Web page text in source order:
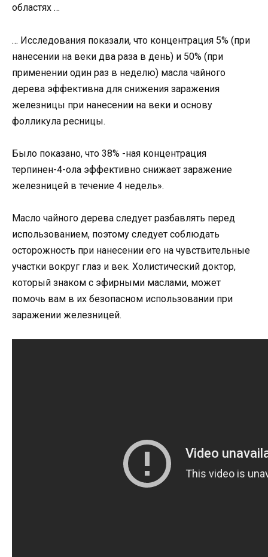
областях …
… Исследования показали, что концентрация 5% (при
нанесении на веки два раза в день) и 50% (при
применении один раз в неделю) масла чайного
дерева эффективна для снижения заражения
железницы при нанесении на веки и основу
фолликула ресницы.
Было показано, что 38% -ная концентрация
терпинен-4-ола эффективно снижает заражение
железницей в течение 4 недель».
Масло чайного дерева следует разбавлять перед
использованием, поэтому следует соблюдать
осторожность при нанесении его на чувствительные
участки вокруг глаз и век. Холистический доктор,
который знаком с эфирными маслами, может
помочь вам в их безопасном использовании при
заражении железницей.